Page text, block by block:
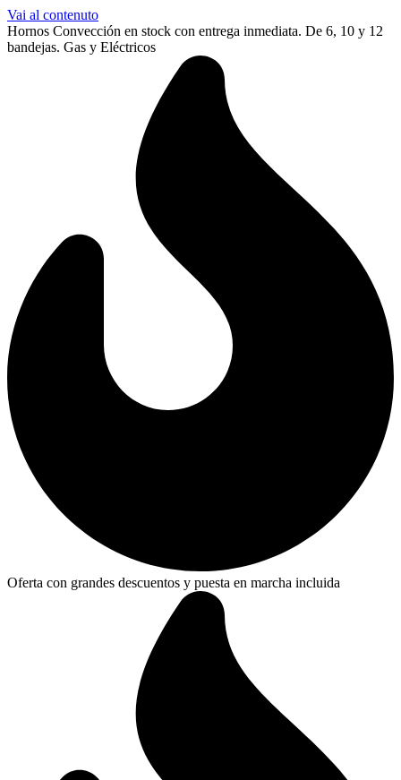
Vai al contenuto
Hornos Convección en stock con entrega inmediata. De 6, 10 y 12
bandejas. Gas y Eléctricos
Oferta con grandes descuentos y puesta en marcha incluida